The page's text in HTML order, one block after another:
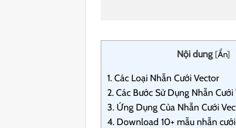
Nội dung [Ẩn]
1. Các Loại Nhẫn Cưới Vector
2. Các Bước Sử Dụng Nhẫn Cưới
3. Ứng Dụng Của Nhẫn Cưới
4. Download 10+ mẫu nhẫn